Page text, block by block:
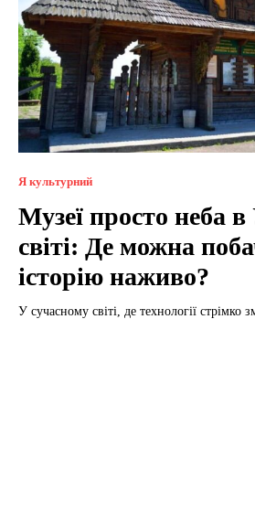
Я культурний
Музеї просто неба в
світі: Де можна
історію наживо?
У сучасному світі, де технології стрімко